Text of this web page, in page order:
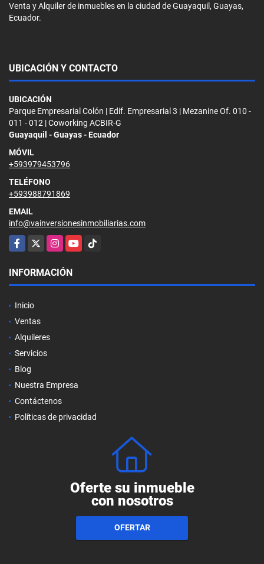
Venta y Alquiler de inmuebles en la ciudad de Guayaquil, Guayas,
Ecuador.
UBICACIÓN Y CONTACTO
UBICACIÓN
Parque Empresarial Colón | Edif. Empresarial 3 | Mezanine Of. 010 -
011 - 012 | Coworking ACBIR-G
Guayaquil - Guayas - Ecuador
MÓVIL
+593979453796
TELÉFONO
+593988791869
EMAIL
info@vainversionesinmobiliarias.com
Facebook
X InstagramYouTubeTikTok
INFORMACIÓN
Inicio
Ventas
Alquileres
Servicios
Blog
Nuestra Empresa
Contáctenos
Políticas de privacidad
Oferte su inmueble
con nosotros
OFERTAR